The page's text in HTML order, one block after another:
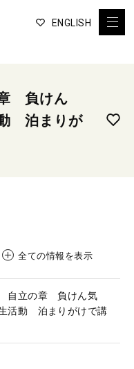
ENGLISH
負けん
泊まりが
全ての情報を表示
自立の章 負けん気
活動 泊まりがけで講